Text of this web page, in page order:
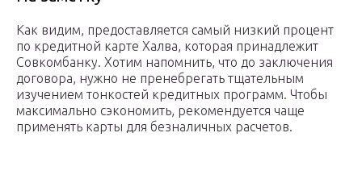
Как видим, предоставляется самый низкий процент
по кредитной карте Халва, которая принадлежит
Совкомбанку. Хотим напомнить, что до заключения
договора, нужно не пренебрегать тщательным
изучением тонкостей кредитных программ. Чтобы
максимально сэкономить, рекомендуется чаще
применять карты для безналичных расчетов.